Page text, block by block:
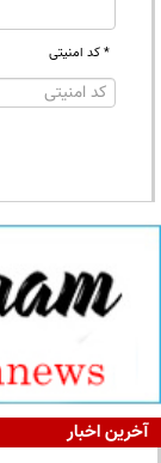
* کد امنیتی
آخرین اخبار